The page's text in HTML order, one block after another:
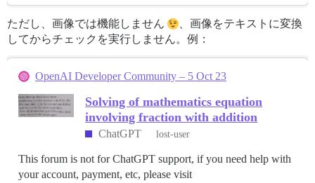
ただし、画像では機能しません
、画像をテキストに変換
してからチェックを実行しません。例：
OpenAI Developer Community – 5 Oct 23
Solving of mathematics equation
involving fraction with addition
ChatGPT lost-user
This forum is not for ChatGPT support, if you need help with
your account, payment, etc, please visit